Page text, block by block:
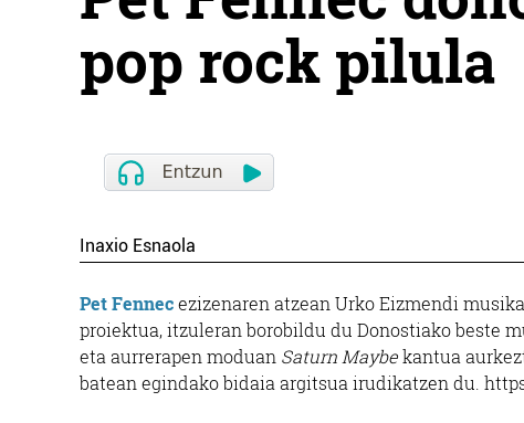
pop rock pilula
Inaxio Esnaola
Pet Fennecezizenaren atzean Urko Eizmendi
proiektua, itzuleran borobildu du Donostiako beste
eta aurrerapen moduan Saturn Maybekantua
batean egindako bidaia argitsua irudikatzen du.